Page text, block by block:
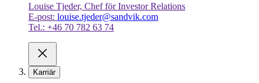
Louise Tjeder, Chef för Investor Relations
E-post: louise.tjeder@sandvik.com
Tel.: +46 70 782 63 74
Karriär